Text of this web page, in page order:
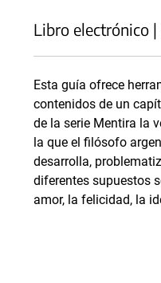
Libro electrónico
Esta guía ofrece
contenidos de un
de la serie Mentira la
la que el filósofo
desarrolla,
diferentes supuestos
amor, la felicidad, la